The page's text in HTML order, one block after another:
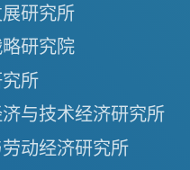
研究所
研究院
所
与技术经济研究所
动经济研究所